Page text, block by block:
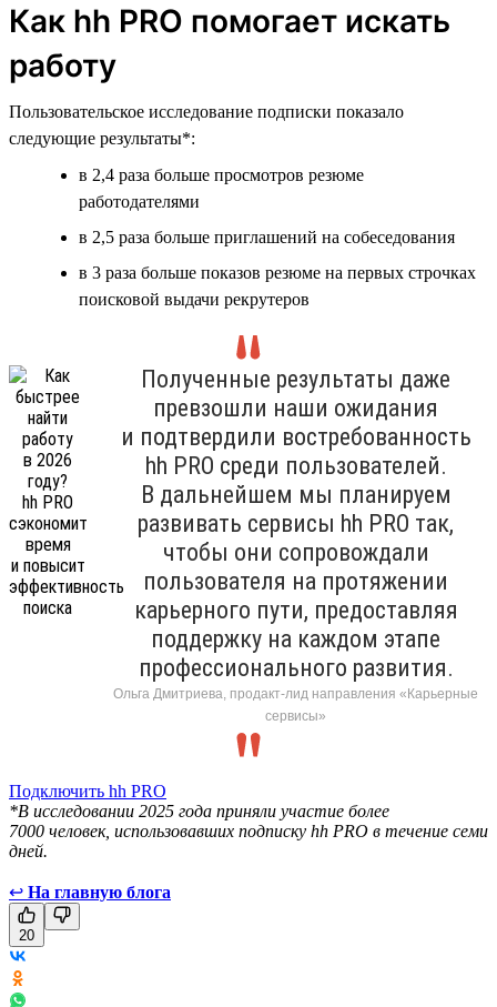
Как hh PRO помогает искать
работу
Пользовательское исследование подписки показало
следующие результаты*:
в 2,4 раза больше просмотров резюме
работодателями
в 2,5 раза больше приглашений на собеседования
в 3 раза больше показов резюме на первых строчках
поисковой выдачи рекрутеров
Полученные результаты даже
превзошли наши ожидания
и подтвердили востребованность
hh PRO среди пользователей.
В дальнейшем мы планируем
развивать сервисы hh PRO так,
чтобы они сопровождали
пользователя на протяжении
карьерного пути, предоставляя
поддержку на каждом этапе
профессионального развития.
Ольга Дмитриева, продакт-лид направления «Карьерные
сервисы»
Подключить hh PRO
*В исследовании 2025 года приняли участие более
7000 человек, использовавших подписку hh PRO в течение семи
дней.
↩ На главную блога
20